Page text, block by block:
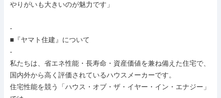
やりがいも大きいのが魅力です」
-
■『ヤマト住建』について
-
私たちは、省エネ性能・長寿命・資産価値を兼ね備えた住宅で、
国内外から高く評価されているハウスメーカーです。
住宅性能を競う「ハウス・オブ・ザ・イヤー・イン・エナジー」